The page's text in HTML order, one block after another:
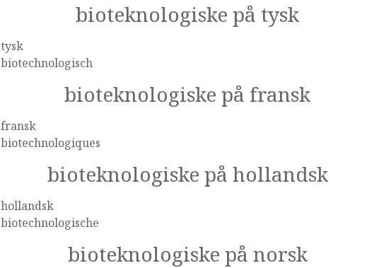
bioteknologiske på tysk
tysk
biotechnologisch
bioteknologiske på fransk
fransk
biotechnologiques
bioteknologiske på hollandsk
hollandsk
biotechnologische
bioteknologiske på norsk